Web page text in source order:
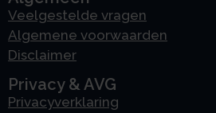
Veelgestelde vragen
Algemene voorwaarden
Disclaimer
Privacy & AVG
Privacyverklaring